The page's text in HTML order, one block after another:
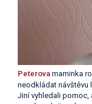
Peterova maminka
neodkládat návštěvu
Jiní vyhledali pomoc,